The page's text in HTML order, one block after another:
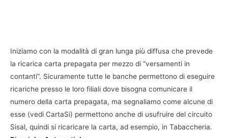
Iniziamo con la modalità di gran lunga più diffusa che prevede
la ricarica carta prepagata per mezzo di “versamenti in
contanti”. Sicuramente tutte le banche permettono di eseguire
ricariche presso le loro filiali dove bisogna comunicare il
numero della carta prepagata, ma segnaliamo come alcune di
esse (vedi CartaSi) permettono anche di usufruire del circuito
Sisal, quindi si ricaricare la carta, ad esempio, in Tabaccheria.